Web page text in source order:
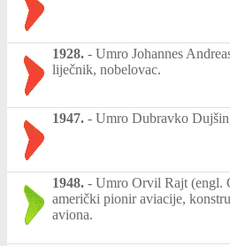
1928. - Umro Johannes
liječnik, nobelovac.
1947. - Umro Dubravko
1948. - Umro Orvil Rajt (engl.
američki pionir aviacije,
aviona.